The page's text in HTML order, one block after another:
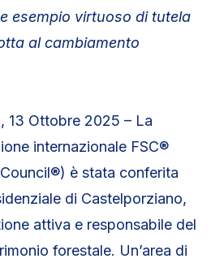
esempio virtuoso di tutela
al cambiamento
13 Ottobre 2025 – La
internazionale FSC®
è stata conferita
di Castelporziano,
attiva e responsabile del
forestale. Un’area di